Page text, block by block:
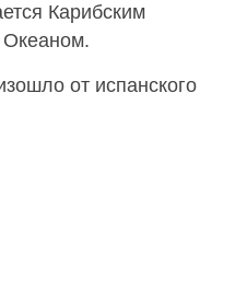
Карибским
от испанского